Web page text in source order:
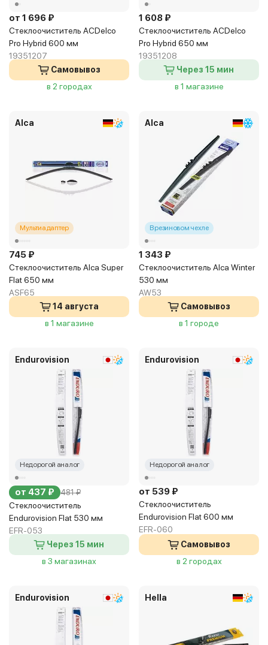
от 1 696 ₽
Стеклоочиститель ACDelco
Pro Hybrid 600 мм
19351207
Самовывоз
в 2 городах
1 608 ₽
Стеклоочиститель ACDelco
Pro Hybrid 650 мм
19351208
Через 15 мин
в 1 магазине
Alca
Мультиадаптер
745 ₽
Стеклоочиститель Alca Super
Flat 650 мм
ASF65
14 августа
в 1 магазине
Alca
В резиновом чехле
1 343 ₽
Стеклоочиститель Alca Winter
530 мм
AW53
Самовывоз
в 1 городе
Endurovision
Недорогой аналог
от 437 ₽ 481 ₽
Стеклоочиститель
Endurovision Flat 530 мм
EFR-053
Через 15 мин
в 3 магазинах
Endurovision
Недорогой аналог
от 539 ₽
Стеклоочиститель
Endurovision Flat 600 мм
EFR-060
Самовывоз
в 2 городах
Endurovision Hella